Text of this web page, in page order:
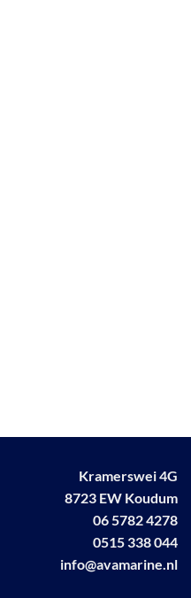
Kramerswei 4G
8723 EW Koudum
06 5782 4278
0515 338 044
info@avamarine.nl